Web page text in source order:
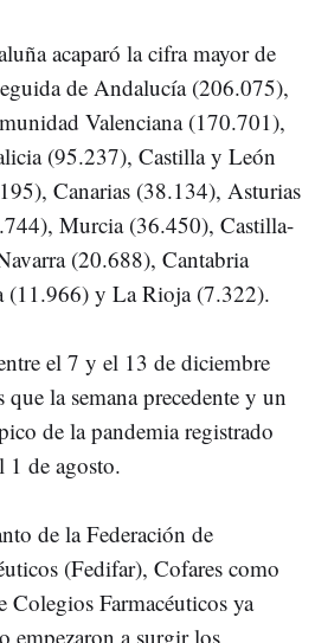
acaparó la cifra mayor de
de Andalucía (206.075),
Valenciana (170.701),
(95.237), Castilla y León
Canarias (38.134), Asturias
Murcia (36.450), Castilla-
(20.688), Cantabria
(11.966) y La Rioja (7.322).
el 7 y el 13 de diciembre
la semana precedente y un
de la pandemia registrado
de agosto.
de la Federación de
(Fedifar), Cofares como
Colegios Farmacéuticos ya
empezaron a surgir los